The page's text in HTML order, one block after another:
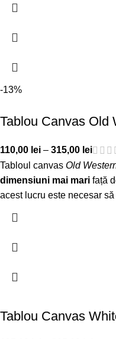
-13%
Tablou Canvas Old
110,00 lei – 315,00 lei
Tabloul canvas Old
dimensiuni mai mari față
acest lucru este necesar să
Tablou Canvas